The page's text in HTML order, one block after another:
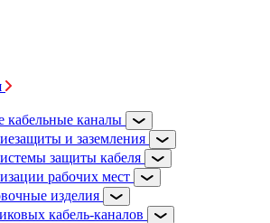
кабельные каналы
и заземления
защиты кабеля
рабочих мест
изделия
кабель-каналов